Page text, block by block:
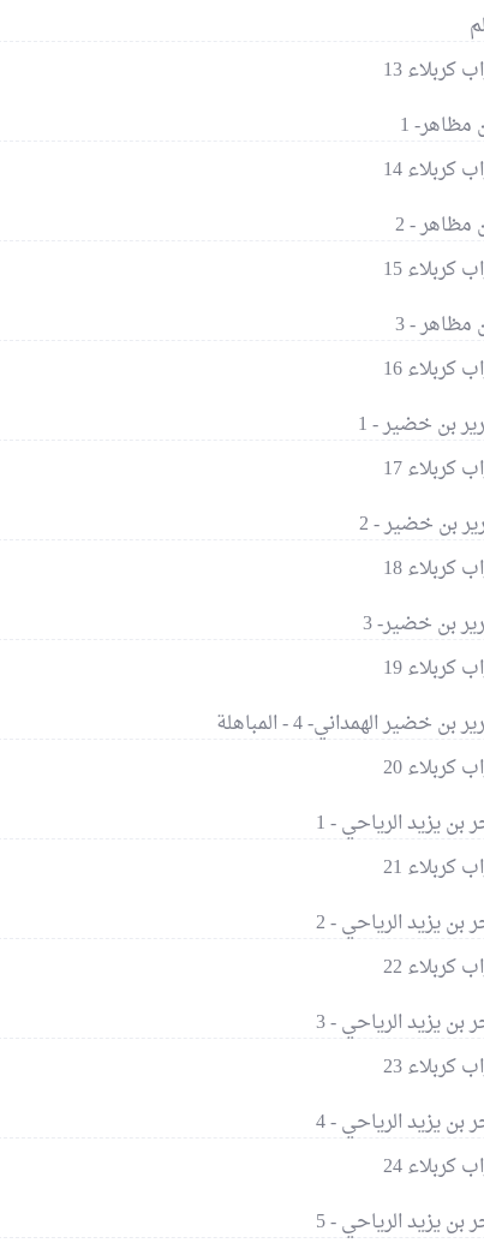
13
1
14
- 2
15
- 3
16
بن خضير - 1
17
بن خضير - 2
18
بن خضير- 3
19
خضير الهمداني- 4 - المباهلة
20
بن يزيد الرياحي - 1
21
بن يزيد الرياحي - 2
22
بن يزيد الرياحي - 3
23
بن يزيد الرياحي - 4
24
بن يزيد الرياحي - 5